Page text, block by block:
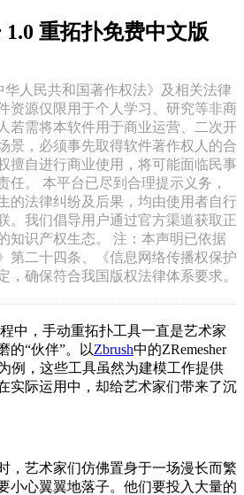
1.0 重拓扑免费中文版
华人民共和国著作权法》及相关法律
资源仅限用于个人学习、研究等非商
若需将本软件用于商业运营、二次开
景，必须事先取得软件著作权人的合
擅自进行商业使用，将可能面临民事
任。 本平台已尽到合理提示义务，
的法律纠纷及后果，均由使用者自行
。我们倡导用户通过官方渠道获取正
知识产权生态。 注：本声明已依据
第二十四条、《信息网络传播权保护
，确保符合我国版权法律体系要求。
，手动重拓扑工具一直是艺术家
伙伴”。以Zbrush中的ZRemesher
例，这些工具虽然为建模工作提供
实际运用中，却给艺术家们带来了沉
，艺术家们仿佛置身于一场漫长而繁
小心翼翼地落子。他们要投入大量的